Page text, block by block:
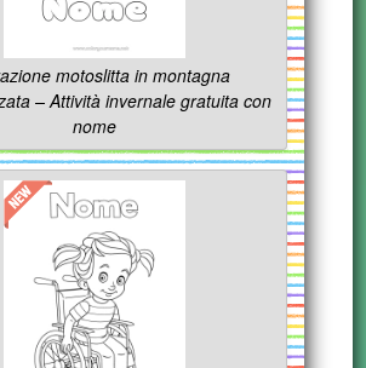
motoslitta in montagna
– Attività invernale gratuita con
nome